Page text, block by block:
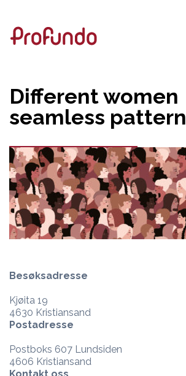
Different women
seamless pattern
Besøksadresse
Kjøita 19
4630 Kristiansand
Postadresse
Postboks 607 Lundsiden
4606 Kristiansand